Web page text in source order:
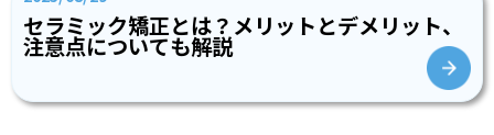
セラミック矯正とは？メリットとデメリット、
注意点についても解説